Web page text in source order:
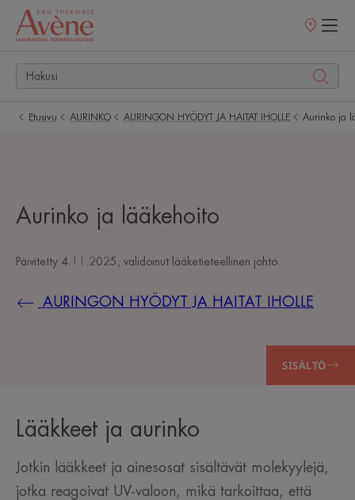
Myyntipisteet
Etusivu AURINKO AURINGON HYÖDYT JA HAITAT IHOLLE Aurinko ja
Aurinko ja lääkehoito
Päivitetty 4.11.2025 , validoinut lääketieteellinen johto
AURINGON HYÖDYT JA HAITAT IHOLLE
SISÄLTÖ
Lääkkeet ja aurinko
Jotkin lääkkeet ja ainesosat sisältävät molekyylejä,
jotka reagoivat UV-valoon, mikä tarkoittaa, että